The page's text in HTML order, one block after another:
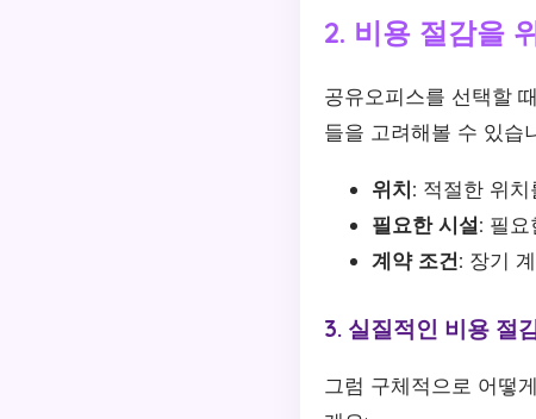
2. 비용 절감을
공유오피스를 선택할
들을 고려해볼 수 있습
위치: 적절한 위
필요한 시설: 필요
계약 조건: 장기
3. 실질적인 비용 절
그럼 구체적으로 어떻